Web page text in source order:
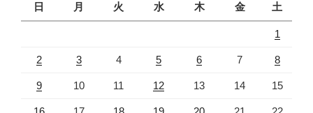
日
月 火 水 木 金 土
1
2 3 4 5 6 7 8
9 10 11 12 13 14 15